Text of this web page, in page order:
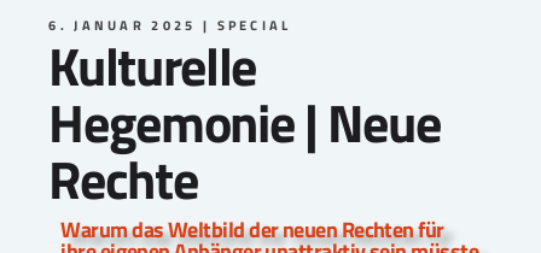
6. JANUAR 2025 SPECIAL
Kulturelle
Hegemonie | Neue
Rechte
Warum das Weltbild der neuen Rechten für